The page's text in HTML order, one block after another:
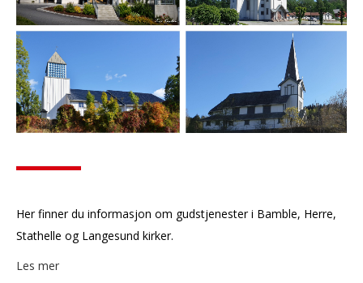
Her finner du informasjon om gudstjenester i Bamble, Herre,
Stathelle og Langesund kirker.
Les mer